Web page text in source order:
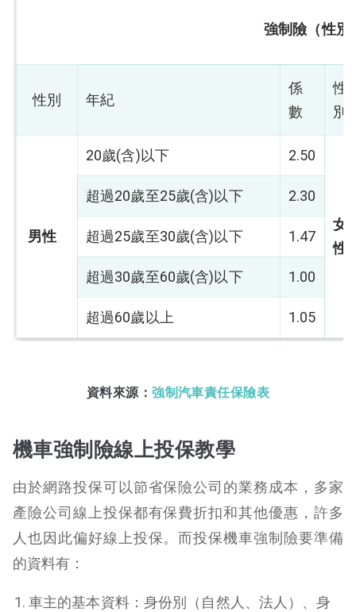
強制險（性別
性別 年紀
係
數
性
別
男性
20歲(含)以下 2.50
女
性
超過20歲至25歲(含)以下 2.30
超過25歲至30歲(含)以下 1.47
超過30歲至60歲(含)以下 1.00
超過60歲以上 1.05
資料來源：強制汽車責任保險表
機車強制險線上投保教學
由於網路投保可以節省保險公司的業務成本，多家
產險公司線上投保都有保費折扣和其他優惠，許多
人也因此偏好線上投保。而投保機車強制險要準備
的資料有：
車主的基本資料：身份別（自然人、法人）、身